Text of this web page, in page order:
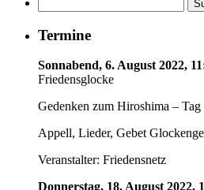
Termine
Sonnabend, 6. August 2022,
Friedensglocke
Gedenken zum Hiroshima – Tag
Appell, Lieder, Gebet
Veranstalter: Friedensnetz
Donnerstag, 18. August 2022,